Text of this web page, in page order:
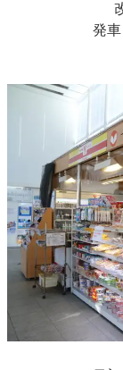
発